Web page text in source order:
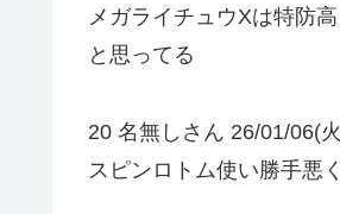
メガライチュウXは特防
と思ってる
20 名無しさん 26/01/06(
スピンロトム使い勝手悪